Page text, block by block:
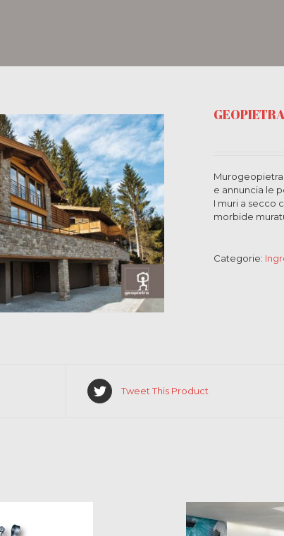
GEOPIETRA
e annuncia le
I muri a secco
morbide
Categorie:
Tweet This Product